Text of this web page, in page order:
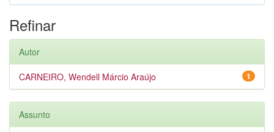
Refinar
Autor
1
CARNEIRO, Wendell Márcio Araújo
Assunto